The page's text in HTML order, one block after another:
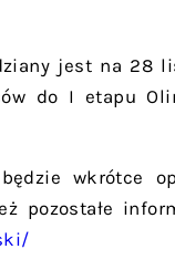
jest na 28
do I etapu
wkrótce
pozostałe